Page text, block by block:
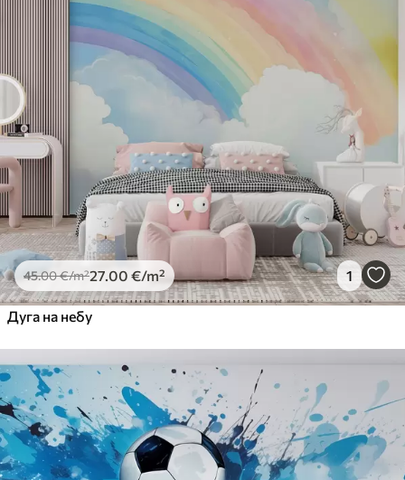
45.00€/m²27 .00 €/m² 1
Дуга на небу